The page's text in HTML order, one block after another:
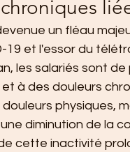
un fléau
19 et l'essor du
les salariés sont
à des douleurs
physiques,
diminution de la
cette inactivité